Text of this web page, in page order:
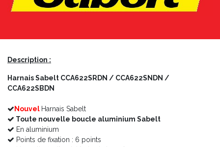
Description :
Harnais Sabelt CCA622SRDN / CCA622SNDN /
CCA622SBDN
Nouvel Harnais Sabelt
Toute nouvelle boucle aluminium Sabelt
En aluminium
Points de fixation : 6 points